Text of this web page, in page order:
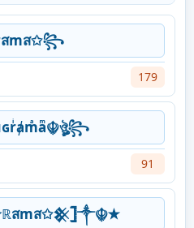
mส✩꧂
179
91
สmส✩𒆜𓊉༒☬✭